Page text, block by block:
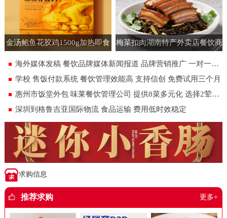
金汤鲍鱼花胶鸡1500g加热即食
速食半成品预制菜批发花胶鸡大
盆菜
梅菜扣肉湖南特产外卖店餐饮商
用批发虎皮扣肉饭店即食预制菜
180g
海外媒体发稿 餐饮品牌媒体新闻报道 品牌营销推广 一对一专人服务
学校 售饭付款系统 餐饮管理效能高 支持信创 免费试用三个月
惠州市饭堂外包 味莱餐饮管理公司 提供8菜多元化 选择2荤1素汤米饭
深圳到格鲁吉亚国际物流 食品运输 费用低时效稳定
求购信息
推荐求购 更多+